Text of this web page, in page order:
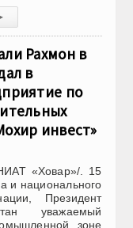
Рахмон в
в
по
инвест»
«Ховар»/. 15
и национального
Президент
уважаемый
зоне